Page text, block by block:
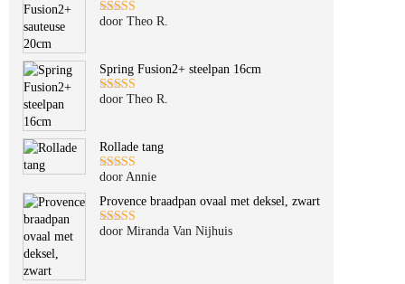
Gewaardeerd
door Theo R.
Spring Fusion2+ steelpan 16cm
Gewaardeerd
door Theo R.
Rollade tang
Gewaardeerd
door Annie
Provence braadpan ovaal met deksel, zwart
Gewaardeerd
door Miranda Van Nijhuis